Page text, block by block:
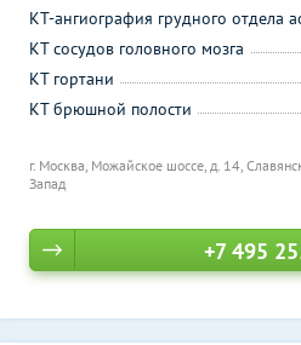
г. Москва, Можайское шоссе, д. 14,
Запад
КТ-ангиография грудного отдела
КТ сосудов головного мозга
КТ гортани
КТ брюшной полости
+7 495